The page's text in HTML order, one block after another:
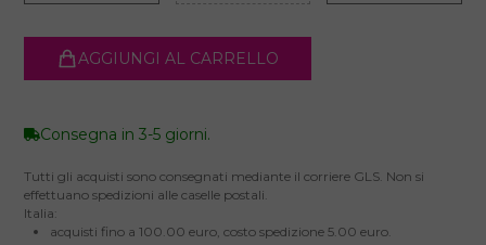
AGGIUNGI AL CARRELLO
Consegna in 3-5 giorni.
Tutti gli acquisti sono consegnati mediante il corriere GLS. Non si
effettuano spedizioni alle caselle postali.
Italia:
acquisti fino a 100.00 euro, costo spedizione 5.00 euro.